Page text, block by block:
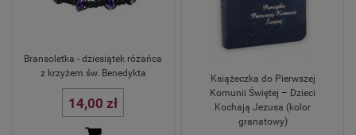
Bransoletka - dziesiątek różańca
z krzyżem św. Benedykta
14,00 zł
Książeczka do Pierwszej
Komunii Świętej – Dzieci
Kochają Jezusa (kolor
granatowy)